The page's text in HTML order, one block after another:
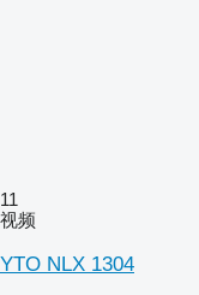
11
视频
YTO NLX 1304